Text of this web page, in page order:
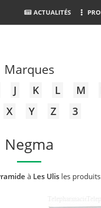
ACTUALITÉS
Marques
J K L M
X Y Z 3
Negma
à Les Ulisles